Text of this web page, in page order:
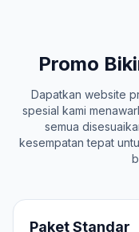
Promo
Dapatkan website
spesial kami
semua
kesempatan tepat
Paket Standar